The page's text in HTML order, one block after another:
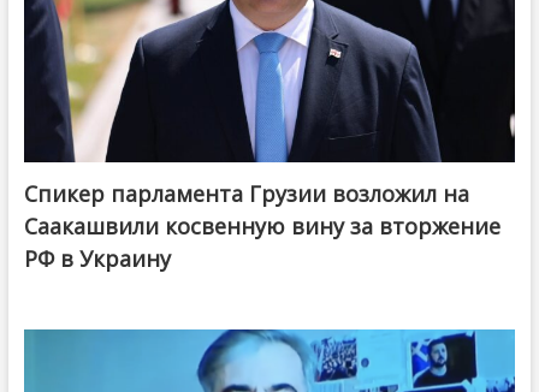
Спикер парламента Грузии возложил на
Саакашвили косвенную вину за вторжение
РФ в Украину